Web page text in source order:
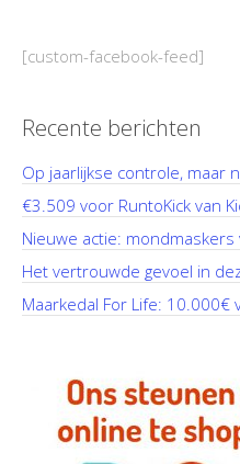
[custom-facebook-feed]
Recente berichten
Op jaarlijkse controle, maar
€3.509 voor RuntoKick van
Nieuwe actie:
Het vertrouwde gevoel in
Maarkedal For Life: